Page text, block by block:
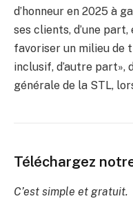
d’honneur en 2025 à
ses clients, d’une
favoriser un milieu de
inclusif, d’autre part»,
générale de la STL,
Téléchargez
C’est simple et gratuit.